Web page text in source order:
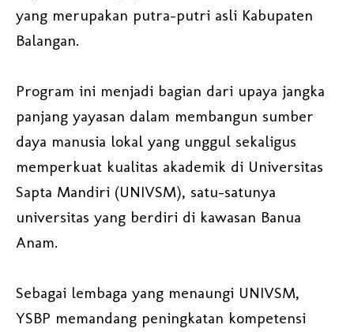
yang merupakan putra-putri asli Kabupaten
Balangan.
Program ini menjadi bagian dari upaya jangka
panjang yayasan dalam membangun sumber
daya manusia lokal yang unggul sekaligus
memperkuat kualitas akademik di Universitas
Sapta Mandiri (UNIVSM), satu-satunya
universitas yang berdiri di kawasan Banua
Anam.
Sebagai lembaga yang menaungi UNIVSM,
YSBP memandang peningkatan kompetensi